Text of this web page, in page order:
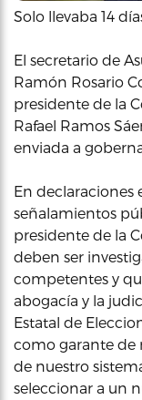
Solo llevaba 14
El secretario de
Ramón Rosario
presidente de la
Rafael Ramos
enviada a
En declaraciones
señalamientos
presidente de la
deben ser
competentes y
abogacía y la
Estatal de
como garante de
de nuestro
seleccionar a un